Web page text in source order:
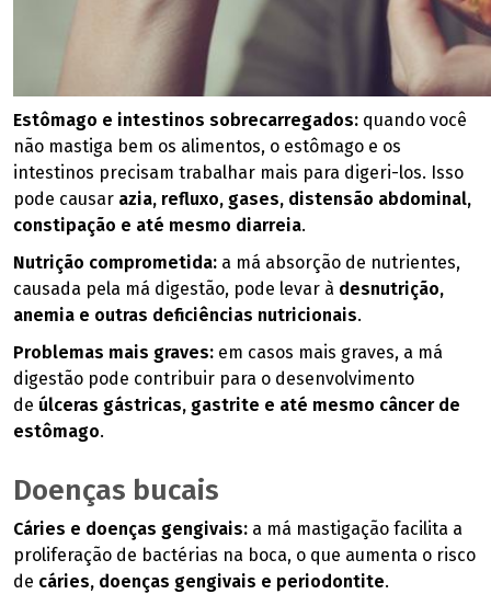
Estômago e intestinos sobrecarregados: quando você
não mastiga bem os alimentos, o estômago e os
intestinos precisam trabalhar mais para digeri-los. Isso
pode causar azia, refluxo, gases, distensão abdominal,
constipação e até mesmo diarreia.
Nutrição comprometida: a má absorção de nutrientes,
causada pela má digestão, pode levar à desnutrição,
anemia e outras deficiências nutricionais.
Problemas mais graves: em casos mais graves, a má
digestão pode contribuir para o desenvolvimento
de úlceras gástricas, gastrite e até mesmo câncer de
estômago.
Doenças bucais
Cáries e doenças gengivais: a má mastigação facilita a
proliferação de bactérias na boca, o que aumenta o risco
de cáries, doenças gengivais e periodontite.